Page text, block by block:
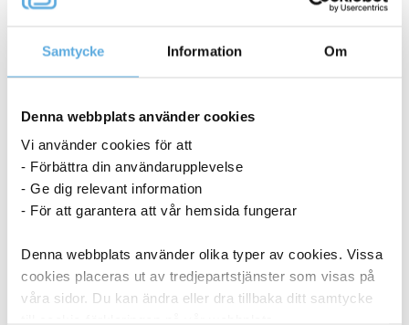
Samtycke Information Om
Denna webbplats använder cookies
Vi använder cookies för att
- Förbättra din användarupplevelse
- Ge dig relevant information
- För att garantera att vår hemsida fungerar
Denna webbplats använder olika typer av cookies. Vissa
cookies placeras ut av tredjepartstjänster som visas på
våra sidor. Du kan ändra eller dra tillbaka ditt samtycke
WC rent Domestos Ultra White & Sparkle 750ml
49,94kr
WC
rent
Domestos
Ultra
&
Sparkle
750ml
I lager
ANDRA KÖPTE OCKSÅ